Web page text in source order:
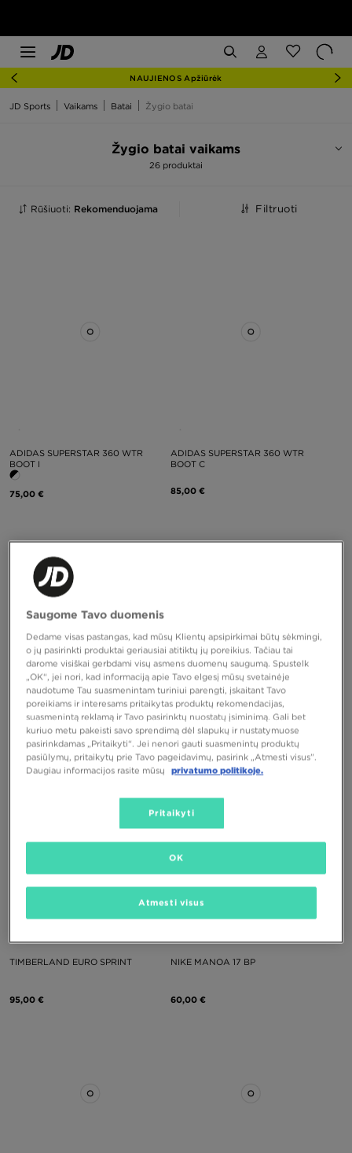
NAUJIENOS Apžiūrėk
JD Sports Vaikams Batai Žygio batai
Žygio batai vaikams
26 produktai
Rūšiuoti: Rekomenduojama Filtruoti
ADIDAS SUPERSTAR 360 WTR
BOOT I
75,00 €
ADIDAS SUPERSTAR 360 WTR
BOOT C
85,00 €
TIMBERLAND GS MOTION 6 MID
F/LWP
110,00 €
TIMBERLAND GS MOTION 6 MID
F/LWP
110,00 €
TIMBERLAND EURO SPRINT
95,00 €
NIKE MANOA 17 BP
60,00 €
Saugome Tavo duomenis
Dedame visas pastangas, kad mūsų Klientų apsipirkimai būtų sėkmingi,
o jų pasirinkti produktai geriausiai atitiktų jų poreikius. Tačiau tai
darome visiškai gerbdami visų asmens duomenų saugumą. Spustelk
„OK“, jei nori, kad informaciją apie Tavo elgesį mūsų svetainėje
naudotume Tau suasmenintam turiniui parengti, įskaitant Tavo
poreikiams ir interesams pritaikytas produktų rekomendacijas,
suasmenintą reklamą ir Tavo pasirinktų nuostatų įsiminimą. Gali bet
kuriuo metu pakeisti savo sprendimą dėl slapukų ir nustatymuose
pasirinkdamas „Pritaikyti“. Jei nenori gauti suasmenintų produktų
pasiūlymų, pritaikytų prie Tavo pageidavimų, pasirink „Atmesti visus”.
Daugiau informacijos rasite mūsų
privatumo politikoje.
Pritaikyti
Atmesti visus
OK